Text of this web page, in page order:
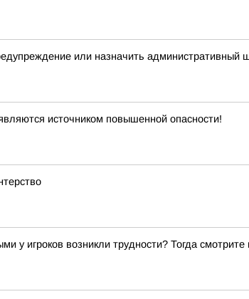
или назначить административный
источником повышенной опасности!
у игроков возникли трудности? Тогда